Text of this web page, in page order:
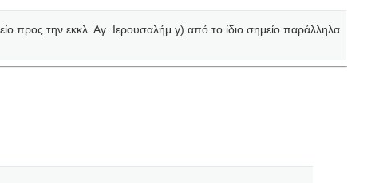
προς την εκκλ. Αγ. Ιερουσαλήμ γ) από το ίδιο σημείο παράλληλα